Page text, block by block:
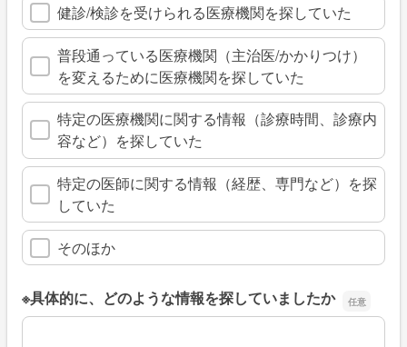
健診/検診を受けられる医療機関を探していた
普段通っている医療機関（主治医/かかりつけ）
を変えるために医療機関を探していた
特定の医療機関に関する情報（診療時間、診療内
容など）を探していた
特定の医師に関する情報（経歴、専門など）を探
していた
そのほか
※具体的に、どのような情報を探していましたか
※具体的に、どのような情報を探していましたか